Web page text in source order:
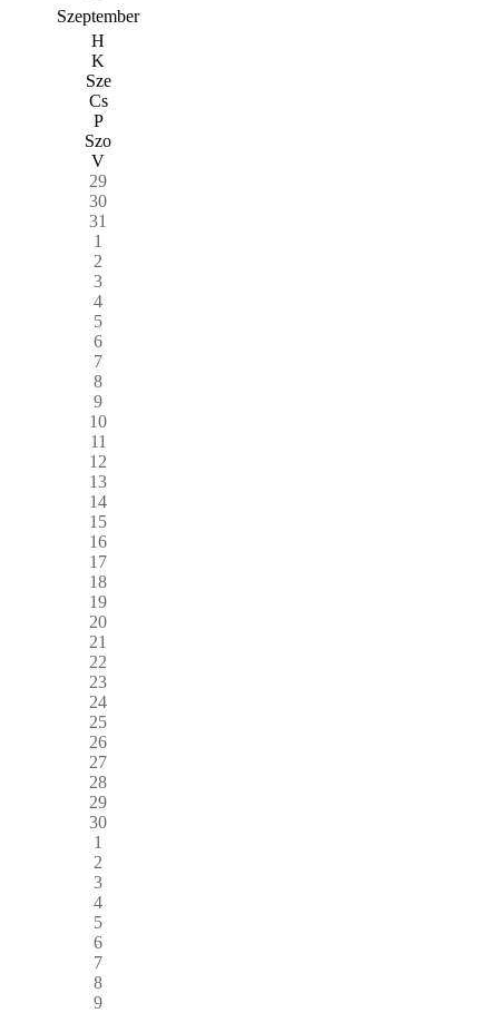
Szeptember
H
K
Sze
Cs
P
Szo
V
29
30
31
1
2
3
4
5
6
7
8
9
10
11
12
13
14
15
16
17
18
19
20
21
22
23
24
25
26
27
28
29
30
1
2
3
4
5
6
7
8
9